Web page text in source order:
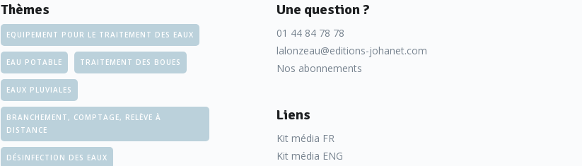
Thèmes
EQUIPEMENT POUR LE TRAITEMENT DES EAUX
EAU POTABLE TRAITEMENT DES BOUES
EAUX PLUVIALES
BRANCHEMENT, COMPTAGE, RELÈVE À
DISTANCE
DÉSINFECTION DES EAUX
Une question ?
01 44 84 78 78
lalonzeau@editions-johanet.com
Nos abonnements
Liens
Kit média FR
Kit média ENG